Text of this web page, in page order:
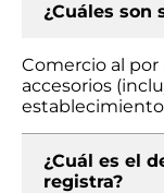
¿Cuáles son
Comercio al
accesorios
¿Cuál es el
registra?